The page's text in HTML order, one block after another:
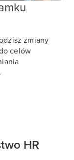
zmiany
celów
HR